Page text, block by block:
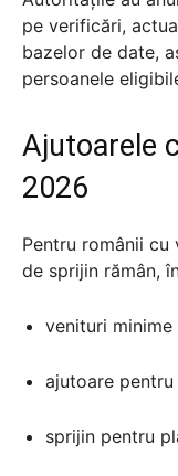
pe verificări,
bazelor de date,
persoanele
Ajutoarele
2026
Pentru românii
de sprijin rămân,
venituri
ajutoare pentru
sprijin pentru